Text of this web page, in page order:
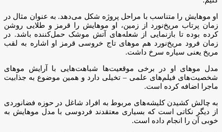
او موهایش را متناسب با مراحل پروژه شکل می‌دهد. به عنوان مثال در
زمان پرتاب مریخ‌نورد از زمین، او موهایش را قرمز و طلایی روشن
کرده بوده تا بازنمایی‌ از شعله‌های آتش موشک حمل‌کننده باشد. در
زمان فرود مریخ‌نورد هم موهای تاج خروسی قرمز او اشاره به لقب
مریخ یعنی سیاره سرخ داشت.
مدل موهای او در برخی موقعیت‌ها شباهت‌هایی با آرایش موهای
شخصیت‌های فیلم‌های علمی – تخیلی دارد و همین موضوع به جذابیت
ماجرا اضافه کرده است.
به چالش کشیدن کلیشه‌های مربوط به افراد شاغل در حوزه فضانوردی
از دیگر نکاتی است که بسیاری معتقدند فردوسی با مدل موهایش به
خوبی آن را انجام داده است.